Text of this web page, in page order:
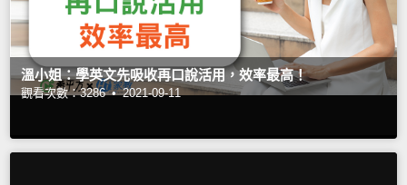
溫小姐：學英文先吸收再口說活用，效率最高！
觀看次數：3286 • 2021-09-11